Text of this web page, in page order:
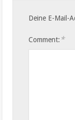
Deine E-Mail-
Comment: *